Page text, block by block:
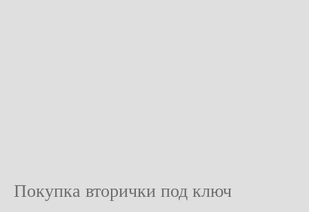
Покупка вторички под ключ